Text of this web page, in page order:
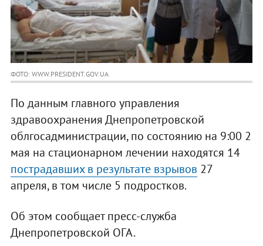
ФОТО: WWW.PRESIDENT.GOV.UA
По данным главного управления
здравоохранения Днепропетровской
облгосадминистрации, по состоянию на 9:00 2
мая на стационарном лечении находятся 14
пострадавших в результате взрывов 27
апреля, в том числе 5 подростков.
Об этом сообщает пресс-служба
Днепропетровской ОГА.